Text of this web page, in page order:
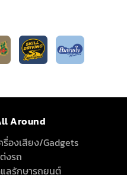
Around
รื่องเสียง/Gadgets
งรถ
ลรักษารถยนต์